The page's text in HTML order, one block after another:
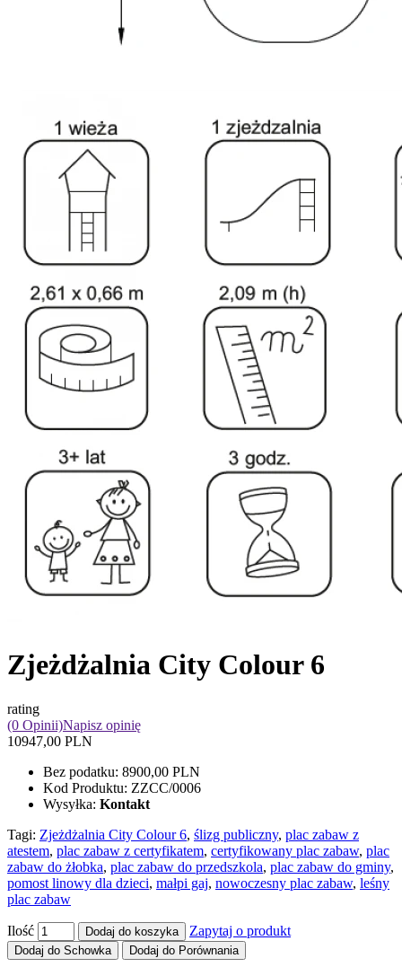
Zjeżdżalnia City Colour 6
rating
(0 Opinii)Napisz opinię
10947,00 PLN
Bez podatku: 8900,00 PLN
Kod Produktu: ZZCC/0006
Wysyłka: Kontakt
Tagi: Zjeżdżalnia City Colour 6, ślizg publiczny, plac zabaw z
atestem, plac zabaw z certyfikatem, certyfikowany plac zabaw, plac
zabaw do żłobka, plac zabaw do przedszkola, plac zabaw do gminy,
pomost linowy dla dzieci, małpi gaj, nowoczesny plac zabaw, leśny
plac zabaw
Ilość Dodaj do koszyka Zapytaj o produkt
Dodaj do Schowka Dodaj do Porównania